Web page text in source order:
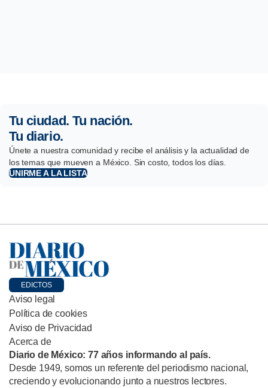
Tu ciudad. Tu nación.
Tu diario.
Únete a nuestra comunidad y recibe el análisis y la actualidad de
los temas que mueven a México. Sin costo, todos los días.
UNIRME A LA LISTA
EDICTOS
Aviso legal
Política de cookies
Aviso de Privacidad
Acerca de
Diario de México: 77 años informando al país.
Desde 1949, somos un referente del periodismo nacional,
creciendo y evolucionando junto a nuestros lectores.